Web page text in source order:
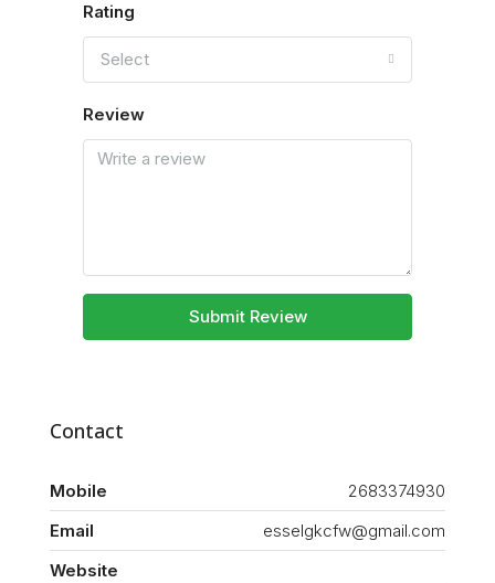
Rating
Select
Review
Submit Review
Contact
Mobile
2683374930
Email
esselgkcfw@gmail.com
Website